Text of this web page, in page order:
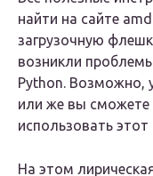
найти на сайте
загрузочную
возникли
Python. Возможно,
или же вы сможете
использовать этот
На этом